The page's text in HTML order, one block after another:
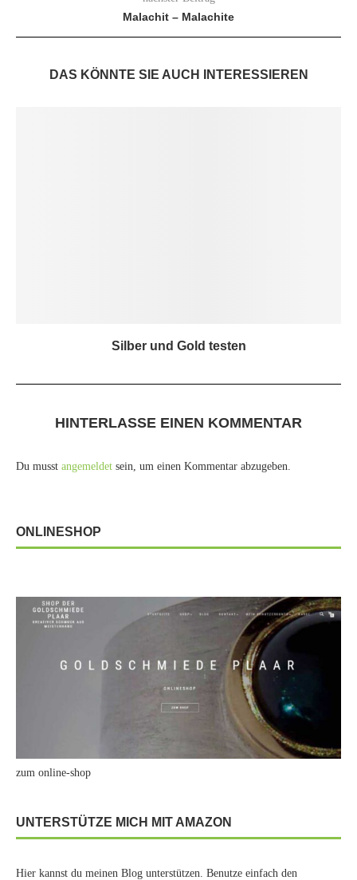
Malachit – Malachite
DAS KÖNNTE SIE AUCH INTERESSIEREN
Silber und Gold testen
HINTERLASSE EINEN KOMMENTAR
Du musst angemeldet sein, um einen Kommentar abzugeben.
ONLINESHOP
zum online-shop
UNTERSTÜTZE MICH MIT AMAZON
Hier kannst du meinen Blog unterstützen. Benutze einfach den